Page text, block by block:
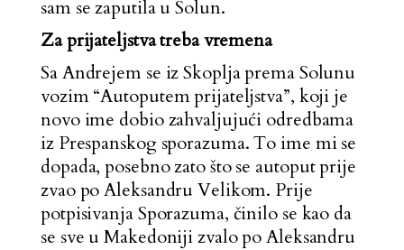
sam se zaputila u Solun.
Za prijateljstva treba vremena
Sa Andrejem se iz Skoplja prema Solunu
vozim “Autoputem prijateljstva”, koji je
novo ime dobio zahvaljujući odredbama
iz Prespanskog sporazuma. To ime mi se
dopada, posebno zato što se autoput prije
zvao po Aleksandru Velikom. Prije
potpisivanja Sporazuma, činilo se kao da
se sve u Makedoniji zvalo po Aleksandru